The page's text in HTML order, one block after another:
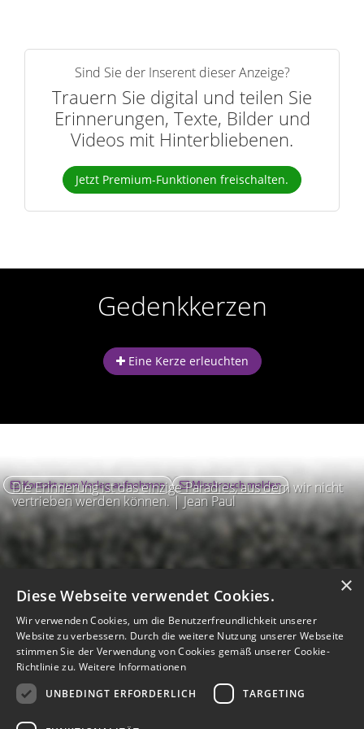
Sind Sie der Inserent dieser Anzeige?
Trauern Sie digital und teilen Sie
Erinnerungen, Texte, Bilder und
Videos mit Hinterbliebenen.
Jetzt Premium-Funktionen freischalten.
Gedenkkerzen
Eine Kerze erleuchten
Die Erinnerung ist das einzige Paradies, aus dem wir nicht
vertrieben werden können. | Jean Paul
Kontakt zum Verlag aufnehmen Missbrauch melden
Barrierefreiheit
Barriere melden
×
Diese Webseite verwendet Cookies.
Wir verwenden Cookies, um die Benutzerfreundlichkeit unserer
Website zu verbessern. Durch die weitere Nutzung unserer Webseite
stimmen Sie der Verwendung von Cookies gemäß unserer Cookie-
Richtlinie zu. Weitere Informationen
UNBEDINGT ERFORDERLICH
TARGETING